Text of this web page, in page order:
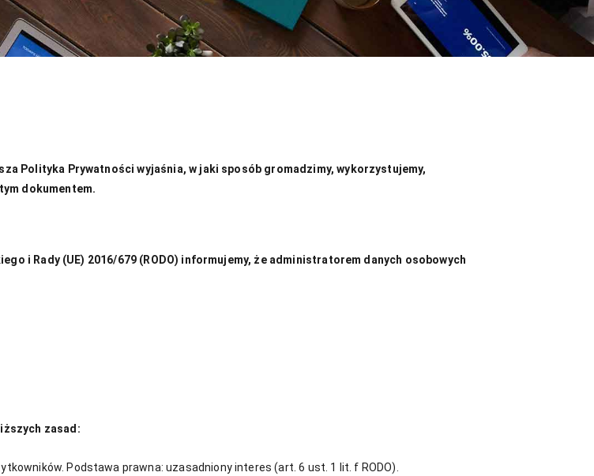
Polityka Prywatności wyjaśnia, w jaki sposób gromadzimy, wykorzystujemy,
dokumentem.
i Rady (UE) 2016/679 (RODO) informujemy, że administratorem danych osobowych
zasad:
Podstawa prawna: uzasadniony interes (art. 6 ust. 1 lit. f RODO).